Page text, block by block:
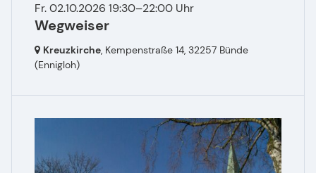
Fr. 02.10.2026 19:30–22:00 Uhr
Wegweiser
Kreuzkirche, Kempenstraße 14, 32257 Bünde
(Ennigloh)